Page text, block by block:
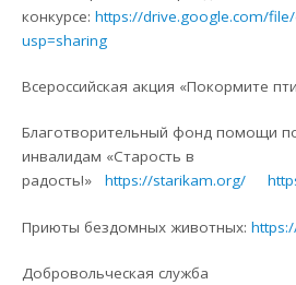
конкурсе:https://drive.google.com/file/
usp=sharing
Всероссийская акция «Покормите
Благотворительный фонд помощи
инвалидам «Старость в
радость!»https://starikam.org/
Приюты бездомных животных:
Добровольческая служба